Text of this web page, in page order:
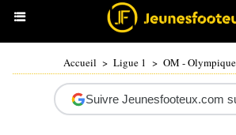
Accueil > Ligue 1 > OM -
Suivre Jeunesfooteux.com